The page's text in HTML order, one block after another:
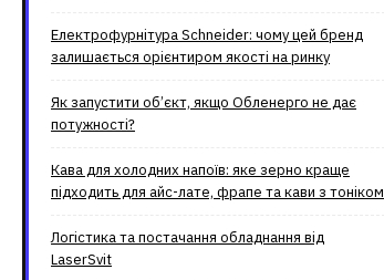
Електрофурнітура Schneider: чому цей бренд
залишається орієнтиром якості на ринку
Як запустити об’єкт, якщо Обленерго не дає
потужності?
Кава для холодних напоїв: яке зерно краще
підходить для айс-лате, фрапе та кави з тоніком
Логістика та постачання обладнання від
LaserSvit